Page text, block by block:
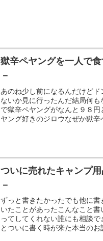
獄辛ペヤングを一人で
－
あのね少し前になるんだけど
ないか見に行ったんだ結局何
で獄辛ペヤングがなんと９８
ヤング好きのジロウなぜか獄辛
ついに売れたキャンプ
－
ずっと書きたかったでも他に
いたことがあったこんなこと
ってしてくれない誰にも相談
とついに書く時が来た本当の